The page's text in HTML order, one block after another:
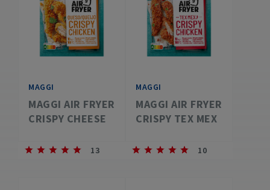
MAGGI
MAGGI AIR FRYER
CRISPY CHEESE
13
MAGGI
MAGGI AIR FRYER
CRISPY TEX MEX
10